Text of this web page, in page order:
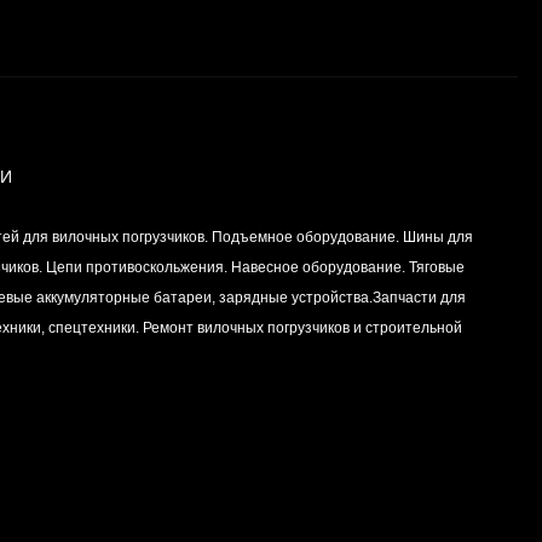
Вкладыш коренной (0,5)
(1шт - 1 половинка) для
двигателей
Цена по
запросу
для вилочных погрузчиков. Подъемное оборудование. Шины для
Цепи противоскольжения. Навесное оборудование. Тяговые
аккумуляторные батареи, зарядные устройства.Запчасти для
спецтехники. Ремонт вилочных погрузчиков и строительной